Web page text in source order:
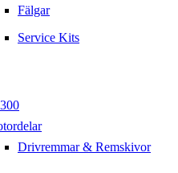
Fälgar
Service Kits
Drivremmar & Remskivor